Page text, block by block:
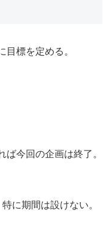
標を定める。
今回の企画は終了。
に期間は設けない。